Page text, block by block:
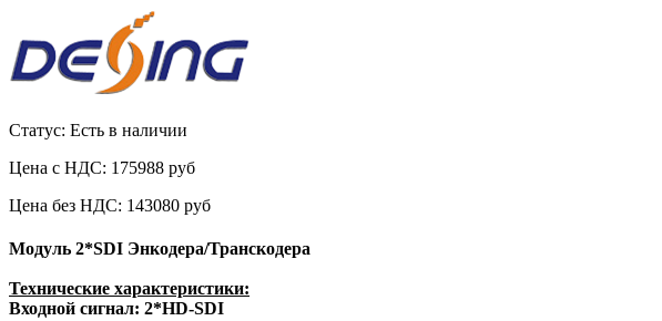
Статус: Есть в наличии
Цена с НДС: 175988 руб
Цена без НДС: 143080 руб
Модуль 2*SDI Энкодера/Транскодера
Технические характеристики:
Входной сигнал: 2*HD-SDI